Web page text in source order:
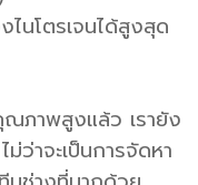
ไนโตรเจนได้สูงสุด
ณภาพสูงแล้ว เรายัง
ว่าจะเป็นการจัดหา